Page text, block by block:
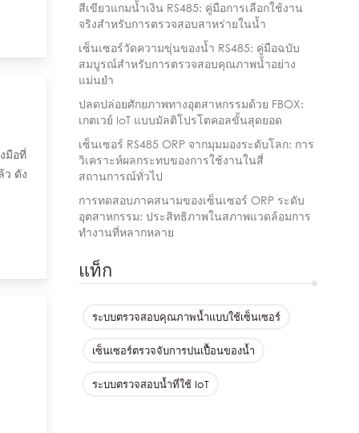
สีเขียวแกมน้ำเงิน RS485: คู่มือการเลือกใช้งาน
จริงสำหรับการตรวจสอบสาหร่ายในน้ำ
เซ็นเซอร์วัดความขุ่นของน้ำ RS485: คู่มือฉบับ
สมบูรณ์สำหรับการตรวจสอบคุณภาพน้ำอย่าง
แม่นยำ
ปลดปล่อยศักยภาพทางอุตสาหกรรมด้วย FBOX:
เกตเวย์ IoT แบบมัลติโปรโตคอลขั้นสุดยอด
เซ็นเซอร์ RS485 ORP จากมุมมองระดับโลก: การ
วิเคราะห์ผลกระทบของการใช้งานในสี่
สถานการณ์ทั่วไป
การทดสอบภาคสนามของเซ็นเซอร์ ORP ระดับ
อุตสาหกรรม: ประสิทธิภาพในสภาพแวดล้อมการ
ทำงานที่หลากหลาย
แท็ก
ระบบตรวจสอบคุณภาพน้ำแบบใช้เซ็นเซอร์
เซ็นเซอร์ตรวจจับการปนเปื้อนของน้ำ
ระบบตรวจสอบน้ำที่ใช้ IoT
มือที่
ว ดัง